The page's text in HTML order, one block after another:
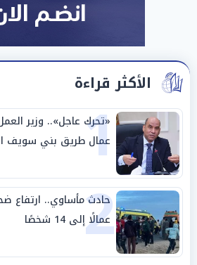
الأكثر قراءة
1
«تحرك عاجل».. وزير
عمال طريق بني سويف
2
حادث مأساوي.. ارتفاع
عمالًا إلى 14 شخصًا